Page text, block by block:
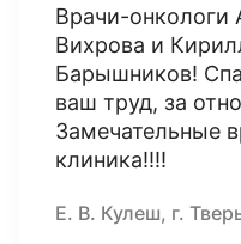
Врачи-онкологи
Вихрова и
Барышников!
ваш труд, за
Замечательные
клиника!!!!
Е. В. Кулеш, г.